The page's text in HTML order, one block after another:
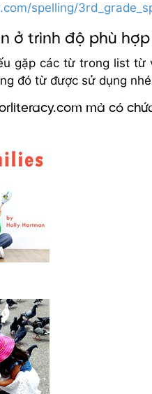
spelling/
ở trình độ phù hợp
gặp các từ trong list từ
đó từ được sử dụng
mà có